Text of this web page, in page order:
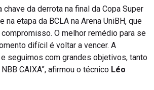
chave da derrota na final da Copa Super
na etapa da BCLA na Arena UniBH, que
O melhor remédio para se
difícil é voltar a vencer. A
seguimos com grandes objetivos, tanto
CAIXA”, afirmou o técnico Léo